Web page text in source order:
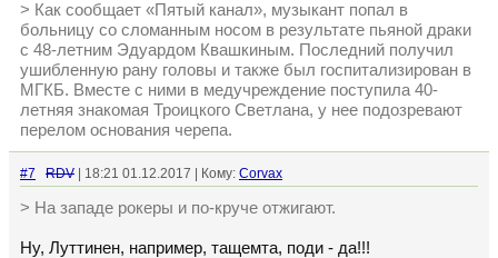
> Как сообщает «Пятый канал», музыкант попал в
больницу со сломанным носом в результате пьяной драки
с 48-летним Эдуардом Квашкиным. Последний получил
ушибленную рану головы и также был госпитализирован в
МГКБ. Вместе с ними в медучреждение поступила 40-
летняя знакомая Троицкого Светлана, у нее подозревают
перелом основания черепа.
#7 RDV | 18:21 01.12.2017 | Кому: Corvax
> На западе рокеры и по-круче отжигают.
Ну, Луттинен, например, тащемта, поди - да!!!